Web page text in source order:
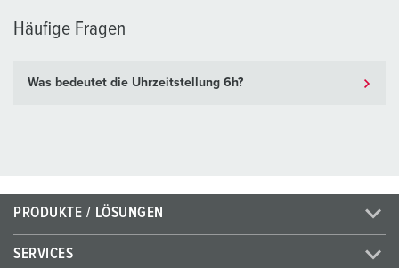
Häufige Fragen
Was bedeutet die Uhrzeitstellung 6h?
PRODUKTE / LÖSUNGEN
SERVICES